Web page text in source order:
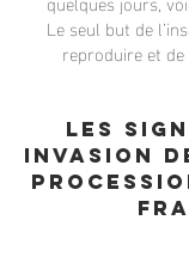
Le seul but de
reproduire et
Les
invasion